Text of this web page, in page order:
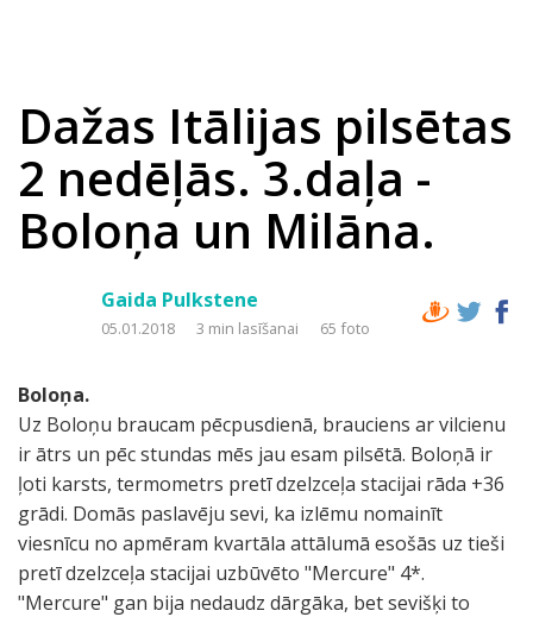
Dažas Itālijas pilsētas
2 nedēļās. 3.daļa -
Boloņa un Milāna.
Gaida Pulkstene
05.01.2018 3 min lasīšanai 65 foto
Boloņa.
Uz Boloņu braucam pēcpusdienā, brauciens ar vilcienu
ir ātrs un pēc stundas mēs jau esam pilsētā. Boloņā ir
ļoti karsts, termometrs pretī dzelzceļa stacijai rāda +36
grādi. Domās paslavēju sevi, ka izlēmu nomainīt
viesnīcu no apmēram kvartāla attālumā esošās uz tieši
pretī dzelzceļa stacijai uzbūvēto "Mercure" 4*.
"Mercure" gan bija nedaudz dārgāka, bet sevišķi to